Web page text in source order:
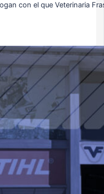
con el que Veterinaria